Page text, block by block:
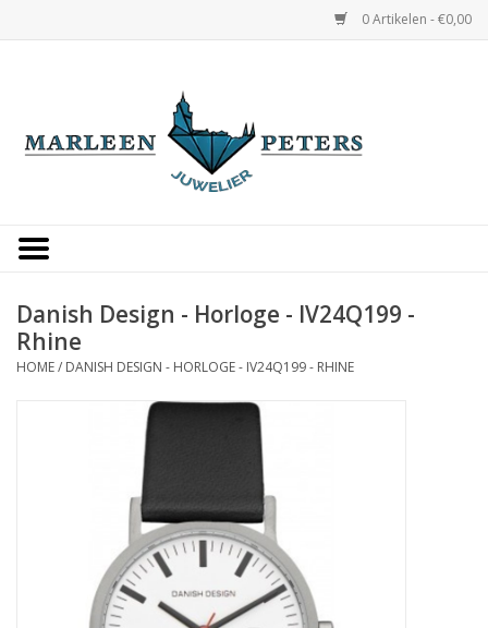
0 Artikelen - €0,00
Trouwringen
Overige
Merken
Cadeaukaarten
Danish Design - Horloge - IV24Q199 -
Rhine
HOME/ DANISH DESIGN - HORLOGE - IV24Q199 - RHINE